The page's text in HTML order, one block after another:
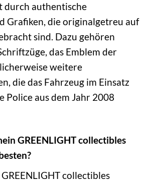
durch authentische
Grafiken, die originalgetreu auf
sind. Dazu gehören
das Emblem der
weitere
die das Fahrzeug im Einsatz
Police aus dem Jahr 2008
GREENLIGHT collectibles
collectibles